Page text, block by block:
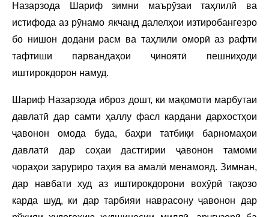
Назарзода Шариф зимни маърӯзаи таҳлилӣ ва
истифода аз рӯнамо якчанд далелҳои изтиробангезро
бо нишон додани расм ва таҳлили оморӣ аз рафти
тафтиши парвандаҳои ҷиноятӣ пешниҳоди
иштирокдорон намуд.
Шариф Назарзода иброз дошт, ки мақомоти марбутаи
давлатӣ дар самти ҳаллу фасл кардани дархостҳои
ҷавонон омода буда, баҳри татбиқи барномаҳои
давлатӣ дар соҳаи дастгирии ҷавонон тамоми
чораҳои заруриро таҳия ва амалӣ менамояд. Зимнан,
дар навбати худ аз иштирокдорони вохӯрӣ тақозо
карда шуд, ки дар тарбияи наврасону ҷавонон дар